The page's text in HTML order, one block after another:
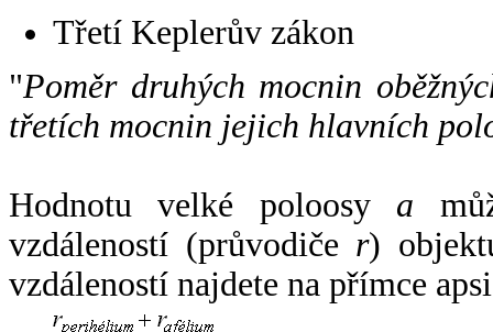
Třetí Keplerův zákon
"Poměr druhých mocnin
třetích mocnin jejich hlavních
Hodnotu velké poloosy a
vzdáleností (průvodiče r)
vzdáleností najdete na přímce